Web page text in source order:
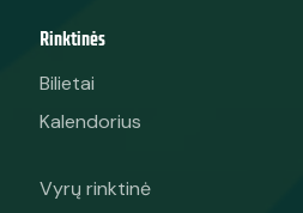
Rinktinės
Bilietai
Kalendorius
Vyrų rinktinė